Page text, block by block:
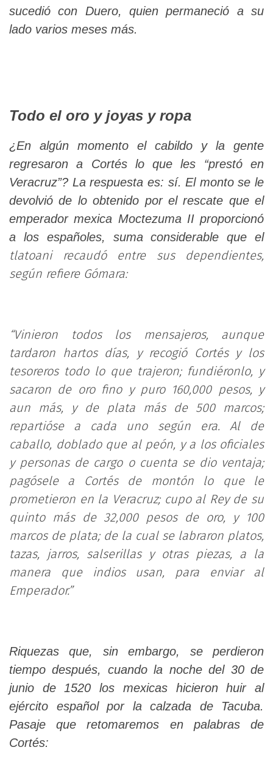
sucedió con Duero, quien permaneció a su
lado varios meses más.
Todo el oro y joyas y ropa
¿En algún momento el cabildo y la gente
regresaron a Cortés lo que les “prestó en
Veracruz”? La respuesta es: sí. El monto se le
devolvió de lo obtenido por el rescate que el
emperador mexica Moctezuma II proporcionó
a los españoles, suma considerable que el
tlatoani recaudó entre sus dependientes,
según refiere Gómara:
“Vinieron todos los mensajeros, aunque
tardaron hartos días, y recogió Cortés y los
tesoreros todo lo que trajeron; fundiéronlo, y
sacaron de oro fino y puro 160,000 pesos, y
aun más, y de plata más de 500 marcos;
repartióse a cada uno según era. Al de
caballo, doblado que al peón, y a los oficiales
y personas de cargo o cuenta se dio ventaja;
pagósele a Cortés de montón lo que le
prometieron en la Veracruz; cupo al Rey de su
quinto más de 32,000 pesos de oro, y 100
marcos de plata; de la cual se labraron platos,
tazas, jarros, salserillas y otras piezas, a la
manera que indios usan, para enviar al
Emperador.”
Riquezas que, sin embargo, se perdieron
tiempo después, cuando la noche del 30 de
junio de 1520 los mexicas hicieron huir al
ejército español por la calzada de Tacuba.
Pasaje que retomaremos en palabras de
Cortés: